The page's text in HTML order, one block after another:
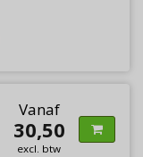
Vanaf
30,50
excl. btw